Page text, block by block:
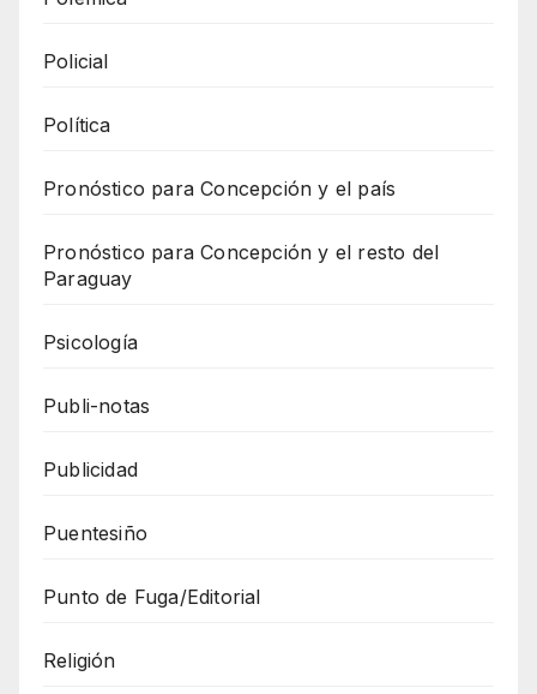
Policial
Política
Pronóstico para Concepción y el país
Pronóstico para Concepción y el resto del
Paraguay
Psicología
Publi-notas
Publicidad
Puentesiño
Punto de Fuga/Editorial
Religión